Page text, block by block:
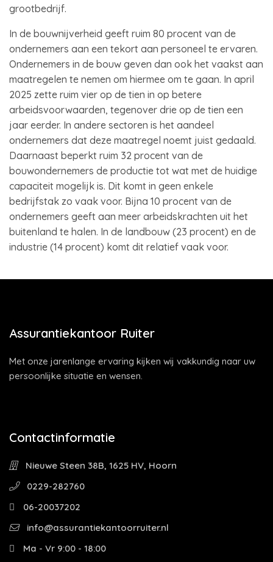
grootbedrijf.
In de bouwnijverheid geeft ruim 80 procent van de
ondernemers aan een tekort aan personeel te ervaren.
Ondernemers in de bouw geven dan ook het vaakst aan
maatregelen te nemen om hiermee om te gaan. In april
2025 zette ruim vier op de tien in op betere
arbeidsvoorwaarden, tegenover drie op de tien een
jaar eerder. In andere sectoren is het aandeel
ondernemers dat deze maatregel noemt juist gedaald.
Daarnaast beperkt ruim 32 procent van de
bouwondernemers de productie tot wat met de huidige
capaciteit mogelijk is. Dit komt in geen enkele
bedrijfstak zo vaak voor. Bijna 10 procent van de
ondernemers geeft aan meer arbeidskrachten uit het
buitenland te halen. In de landbouw (23 procent) en de
industrie (14 procent) komt dit relatief vaak voor.
Assurantiekantoor Ruiter
Met onze jarenlange ervaring kijken wij vakkundig naar uw
persoonlijke situatie en wensen.
Contactinformatie
Nieuwe Steen 38B, 1625 HV, Hoorn
0229-282760
06-20037202
info@assurantiekantoorruiter.nl
Ma - Vr 9:00 - 18:00